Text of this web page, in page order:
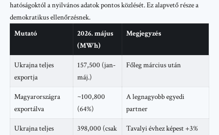
hatóságoktól a nyilvános adatok pontos közlését. Ez alapvető része a
demokratikus ellenőrzésnek.
Mutató
2026. május
(MWh)
Megjegyzés
Ukrajna teljes
exportja
157,500 (jan-
máj.)
Főleg március után
Magyarországra
exportálva
~100,800
(64%)
A legnagyobb egyedi
partner
Ukrajna teljes
398,000 (csak
Tavalyi évhez képest +3%